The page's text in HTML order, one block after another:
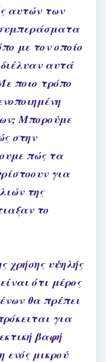
αυτών των
με τον οποίο
αυτά
ποιο τρόπο
Μπορούμε
στην
πώς τα
για
της
το
χρήσης υψηλής
ότι μέρος
θα πρέπει
για
βαφή
μικρού